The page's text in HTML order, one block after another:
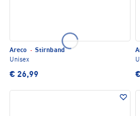
Areco · Stirnband
Unisex
€ 26,99